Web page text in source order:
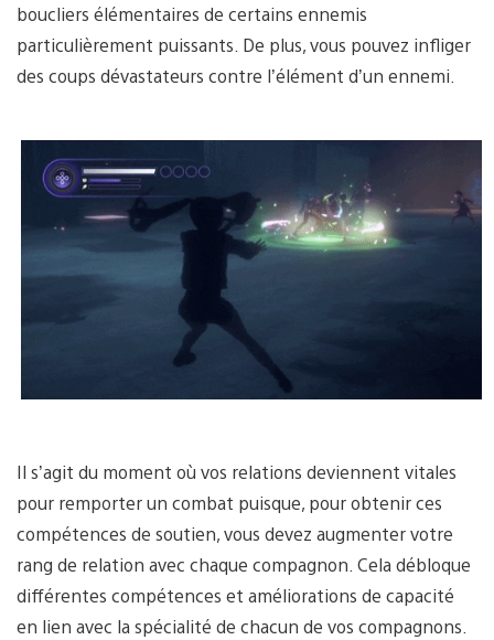
boucliers élémentaires de certains ennemis
particulièrement puissants. De plus, vous pouvez infliger
des coups dévastateurs contre l’élément d’un ennemi.
Il s’agit du moment où vos relations deviennent vitales
pour remporter un combat puisque, pour obtenir ces
compétences de soutien, vous devez augmenter votre
rang de relation avec chaque compagnon. Cela débloque
différentes compétences et améliorations de capacité
en lien avec la spécialité de chacun de vos compagnons.